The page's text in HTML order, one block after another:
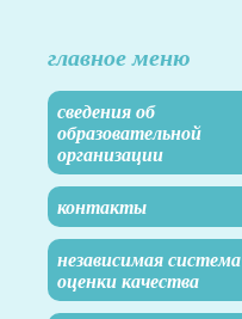
главное меню
сведения об
образовательной
организации
контакты
независимая система
оценки качества